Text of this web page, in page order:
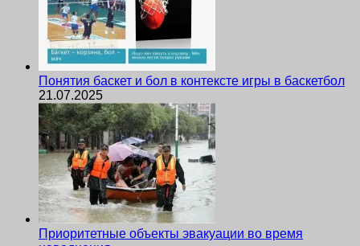
Понятия баскет и бол в контексте игры в баскетбол
21.07.2025
Приоритетные объекты эвакуации во время